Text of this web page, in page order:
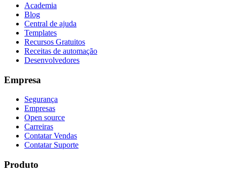
Academia
Blog
Central de ajuda
Templates
Recursos Gratuitos
Receitas de automação
Desenvolvedores
Empresa
Segurança
Empresas
Open source
Carreiras
Contatar Vendas
Contatar Suporte
Produto